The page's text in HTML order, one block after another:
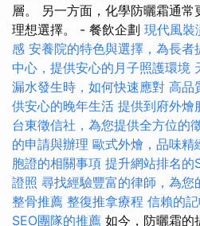
層。 另一方面，化學防曬霜通
理想選擇。 - 餐飲企劃 現代風裝
感 安養院的特色與選擇，為長者
中心，提供安心的月子照護環境
漏水發生時，如何快速應對 高品
供安心的晚年生活 提供到府外燴
台東徵信社，為您提供全方位的
的申請與辦理 歐式外燴，品味精
胞證的相關事項 提升網站排名的
證照 尋找經驗豐富的律師，為您
整骨推薦 整復推拿療程 信賴的
SEO團隊的推薦 如今，防曬霜的